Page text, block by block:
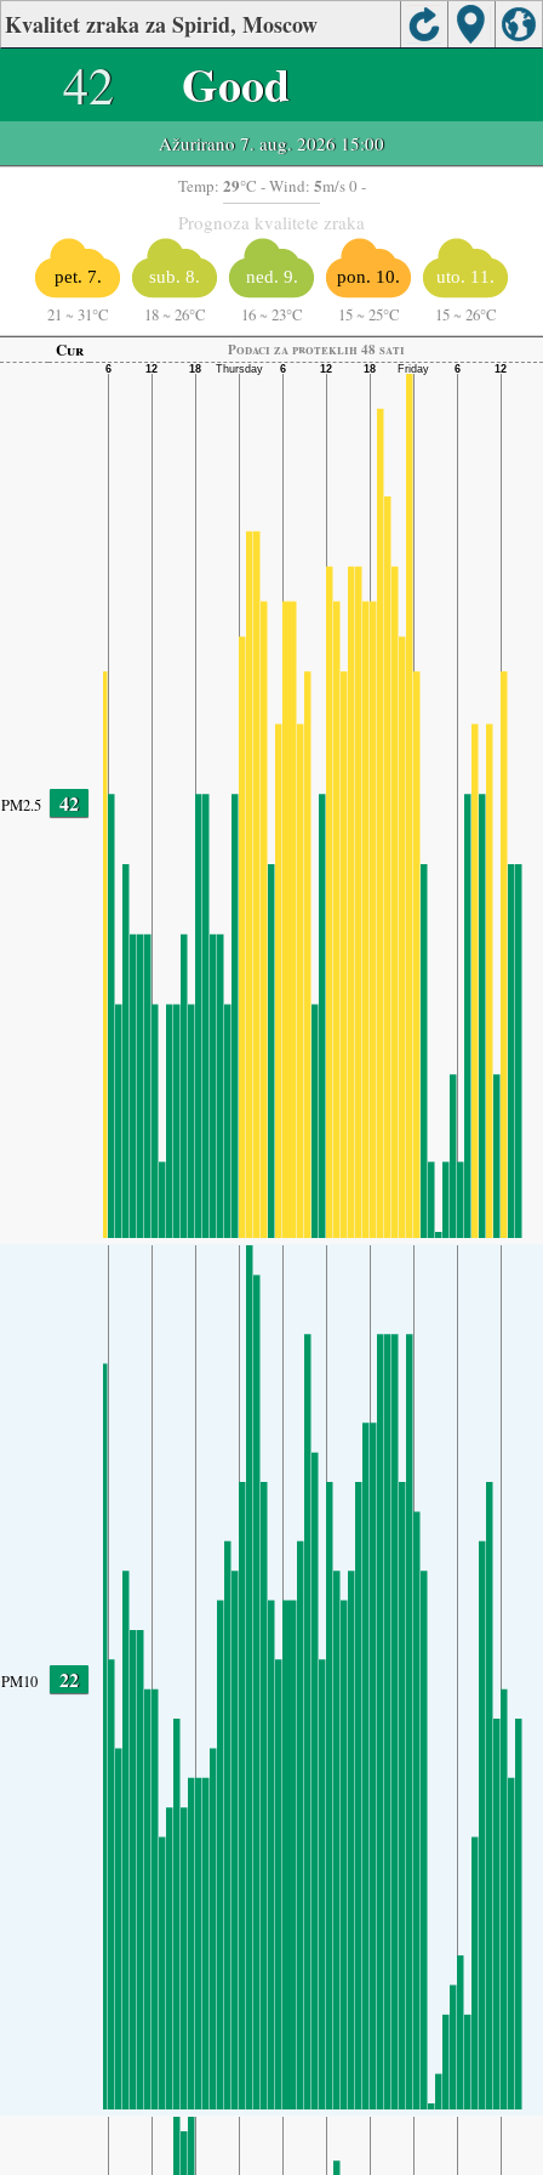
Kvalitet zraka za Spirid, Moscow
42 Good
Ažurirano 7. aug. 2026 15:00
Temp: 29°C - Wind: 5m/s 0 -
Prognoza kvalitete zraka
pet. 7.
21 ~ 31°C
sub. 8.
18 ~ 26°C
ned. 9.
16 ~ 23°C
pon. 10.
15 ~ 25°C
uto. 11.
15 ~ 26°C
Cur
Podaci za proteklih 48 sati
PM2.5 42
PM10 22